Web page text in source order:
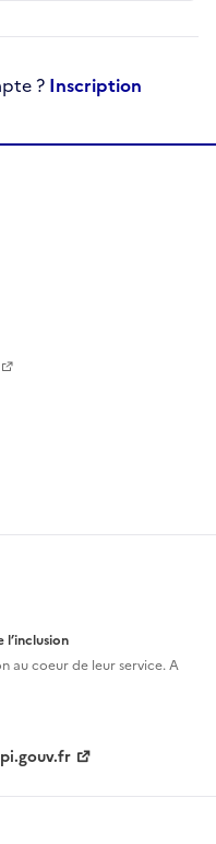
? Inscription
aucoeur de leur service. A